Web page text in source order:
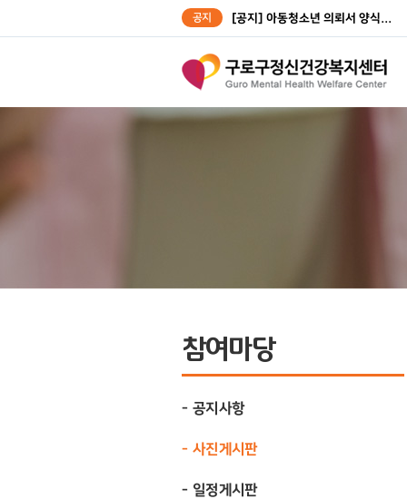
공지 [공지] 아동청소년 의뢰서 양식...
참여마당
공지사항
사진게시판
일정게시판